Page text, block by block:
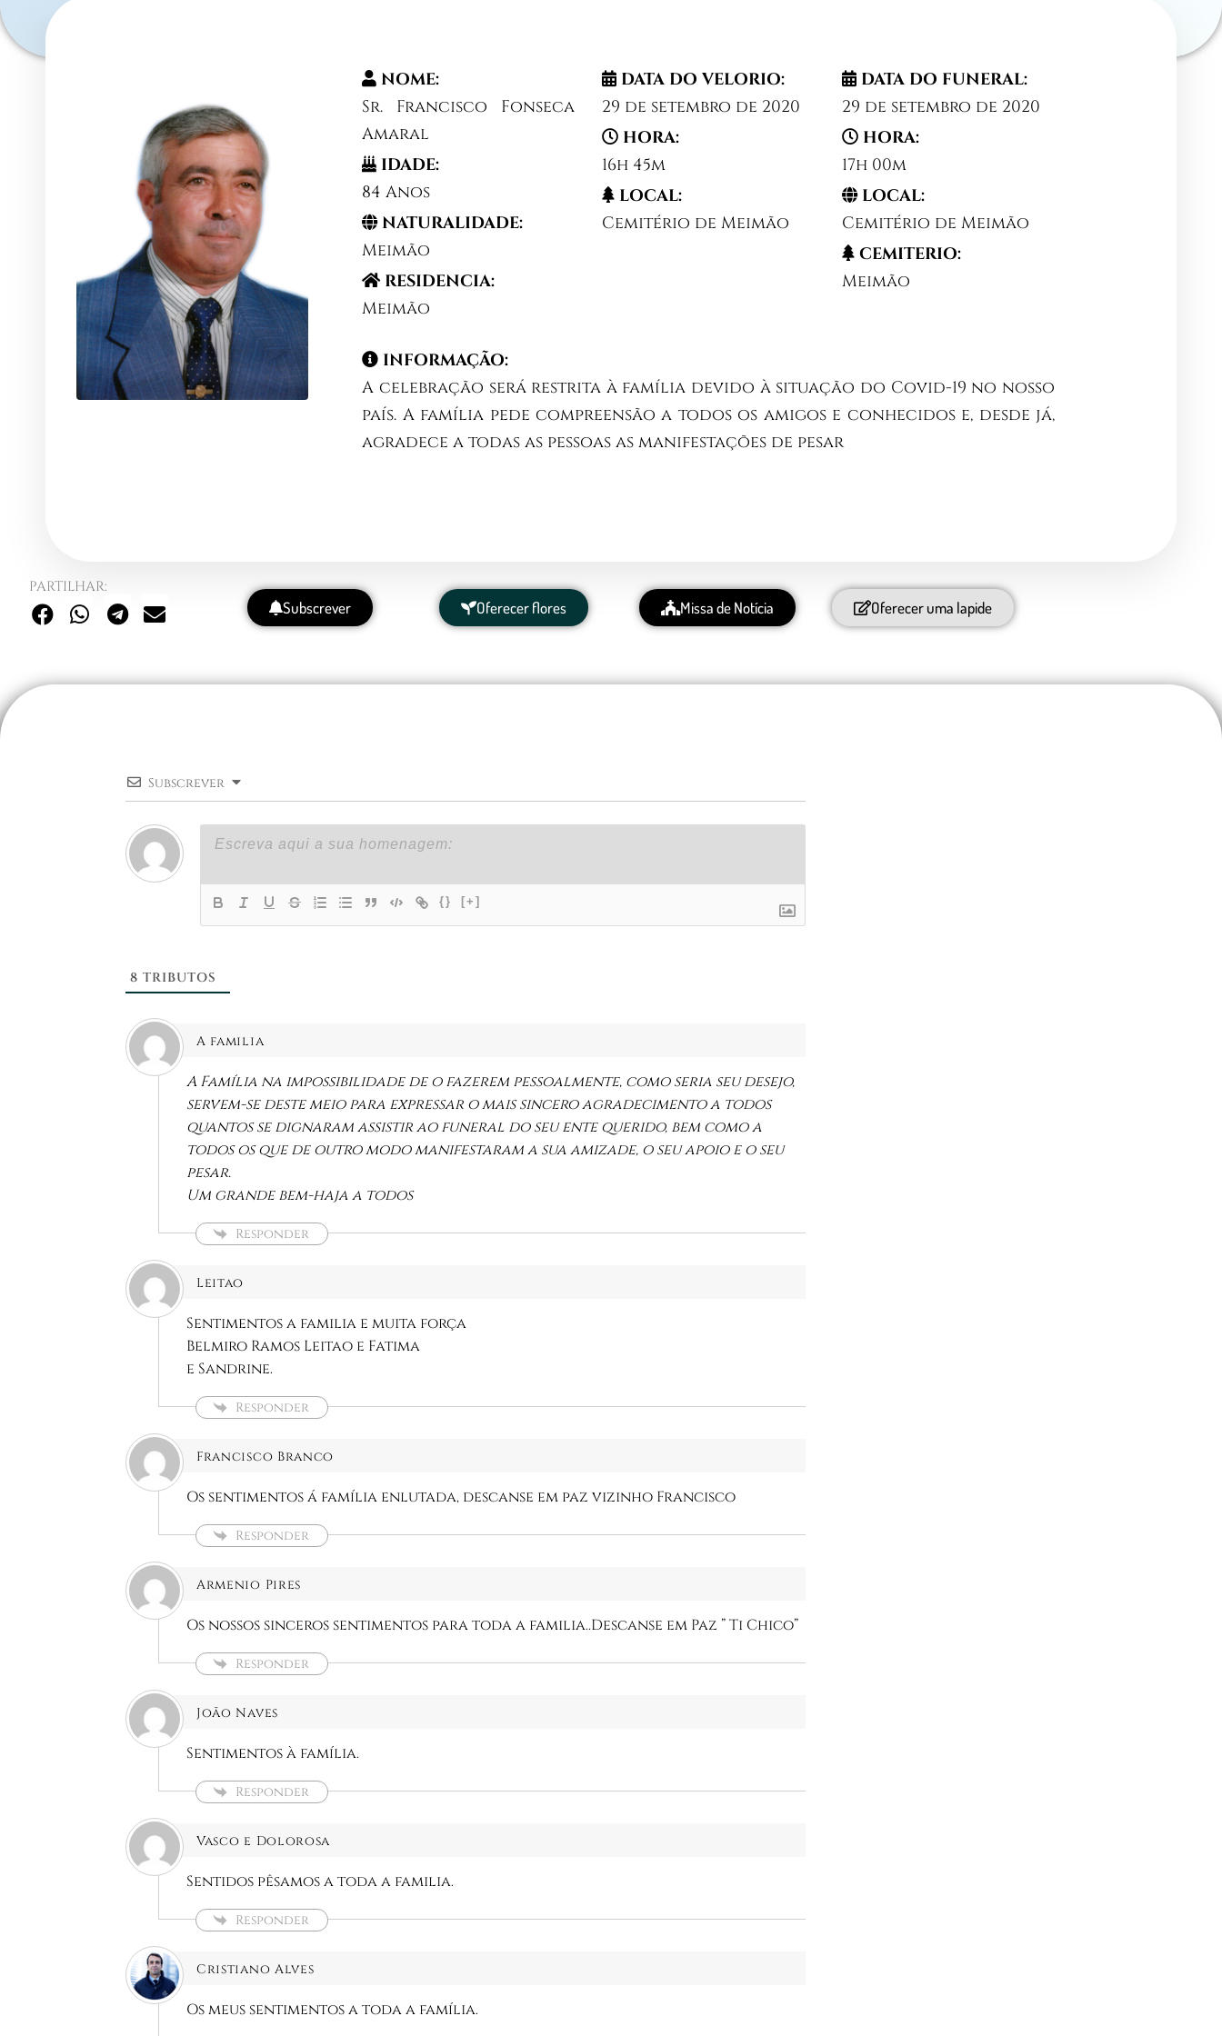
NOME:
Sr. Francisco Fonseca
Amaral
IDADE:
84 Anos
NATURALIDADE:
Meimão
RESIDENCIA:
Meimão
DATA DO VELORIO:
29 de setembro de 2020
HORA:
16h 45m
LOCAL:
Cemitério de Meimão
DATA DO FUNERAL:
29 de setembro de 2020
HORA:
17h 00m
LOCAL:
Cemitério de Meimão
CEMITERIO:
Meimão
INFORMAÇÃO:
A celebração será restrita à família devido à situação do Covid-19 no nosso
país. A família pede compreensão a todos os amigos e conhecidos e, desde já,
agradece a todas as pessoas as manifestações de pesar
PARTILHAR:
Subscrever
Oferecer flores Missa de Notícia Oferecer uma lapide
Subscrever
{} [+]
8 TRIBUTOS
A familia
A Família na impossibilidade de o fazerem pessoalmente, como seria seu desejo,
servem-se deste meio para expressar o mais sincero agradecimento a todos
quantos se dignaram assistir ao funeral do seu ente querido, bem como a
todos os que de outro modo manifestaram a sua amizade, o seu apoio e o seu
pesar.
Um grande bem-haja a todos
Responder
Leitao
Sentimentos a familia e muita força
Belmiro Ramos Leitao e Fatima
e Sandrine.
Responder
Francisco Branco
Os sentimentos á família enlutada, descanse em paz vizinho Francisco
Responder
Armenio Pires
Os nossos sinceros sentimentos para toda a familia..Descanse em Paz ” Ti Chico”
Responder
João Naves
Sentimentos à família.
Responder
Vasco e Dolorosa
Sentidos pêsamos a toda a familia.
Responder
Cristiano Alves
Os meus sentimentos a toda a família.